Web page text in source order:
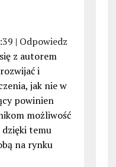
| Odpowiedz
z autorem
i
jak nie w
powinien
możliwość
temu
na rynku